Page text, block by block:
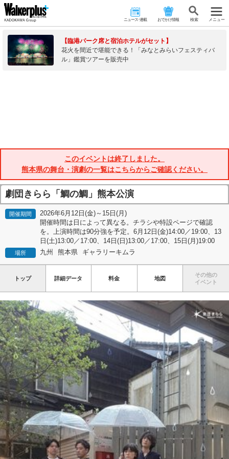
ニュース･連載 おでかけ情報 検 索 メニュー
【臨港パーク席と宿泊ホテルがセット】
花火を間近で堪能できる！「みなとみらいフェスティバ
ル」鑑賞ツアーを販売中
このイベントは終了しました。
熊本県の舞台・演劇の一覧はこちらからご確認ください。
劇団きらら「鯛の鯛」熊本公演
開催期間
2026年6月12日(金)～15日(月)
開催時間は日によって異なる。チラシや特設ページで確認
を。上演時間は90分強を予定。6月12日(金)14:00／19:00、13
日(土)13:00／17:00、14日(日)13:00／17:00、15日(月)19:00
場所 九州 熊本県 ギャラリーキムラ
トップ 詳細データ 料金 地図
その他の
イベント